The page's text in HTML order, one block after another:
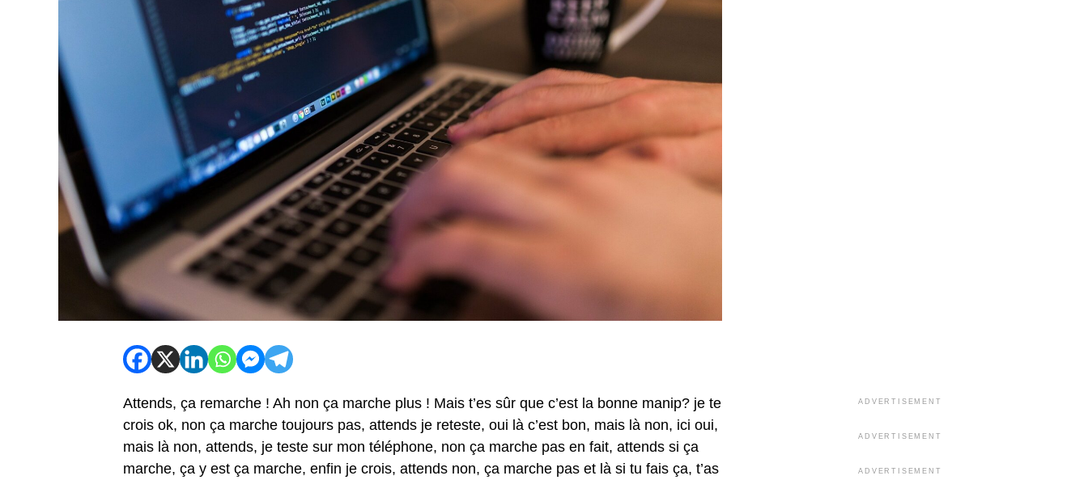
Attends, ça remarche ! Ah non ça marche plus ! Mais t’es sûr que c’est la bonne manip? je te
crois ok, non ça marche toujours pas, attends je reteste, oui là c’est bon, mais là non, ici oui,
mais là non, attends, je teste sur mon téléphone, non ça marche pas en fait, attends si ça
marche, ça y est ça marche, enfin je crois, attends non, ça marche pas et là si tu fais ça, t’as
ADVERTISEMENT
ADVERTISEMENT
ADVERTISEMENT